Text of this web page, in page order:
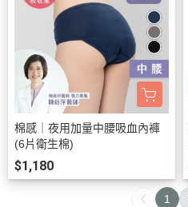
棉感｜夜用加量中腰吸血內褲
(6片衛生棉)
$1,180
1